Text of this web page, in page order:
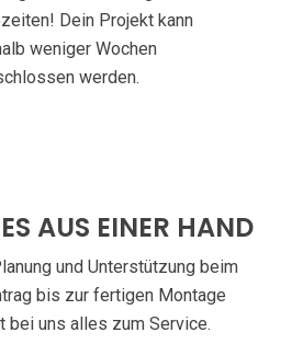
Dein Projekt kann
weniger Wochen
werden.
AUS EINER HAND
und Unterstützung beim
bis zur fertigen Montage
bei uns alles zum Service.